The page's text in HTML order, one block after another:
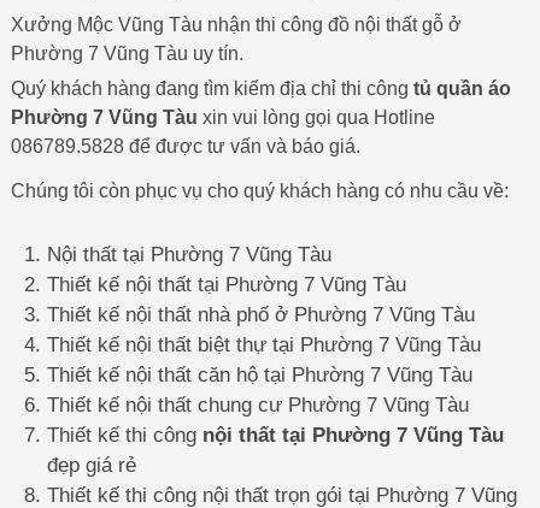
Xưởng Mộc Vũng Tàu nhận thi công đồ nội thất gỗ ở
Phường 7 Vũng Tàu uy tín.
Quý khách hàng đang tìm kiếm địa chỉ thi công tủ quần áo
Phường 7 Vũng Tàu xin vui lòng gọi qua Hotline
086789.5828 để được tư vấn và báo giá.
Chúng tôi còn phục vụ cho quý khách hàng có nhu cầu về:
Nội thất tại Phường 7 Vũng Tàu
Thiết kế nội thất tại Phường 7 Vũng Tàu
Thiết kế nội thất nhà phố ở Phường 7 Vũng Tàu
Thiết kế nội thất biệt thự tại Phường 7 Vũng Tàu
Thiết kế nội thất căn hộ tại Phường 7 Vũng Tàu
Thiết kế nội thất chung cư Phường 7 Vũng Tàu
Thiết kế thi công nội thất tại Phường 7 Vũng Tàu
đẹp giá rẻ
Thiết kế thi công nội thất trọn gói tại Phường 7 Vũng